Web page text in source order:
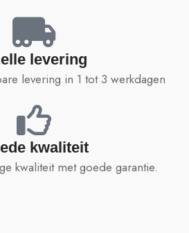
levering
levering in 1 tot 3 werkdagen
kwaliteit
kwaliteit met goede garantie.